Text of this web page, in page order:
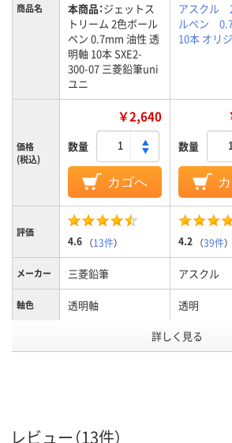
商品名 本商品：ジェットス
トリーム 2色ボール
ペン 0.7mm 油性 透
明軸 10本 SXE2-
300-07 三菱鉛筆uni
ユニ
アスクル
ルペン
10本 オリ
価格
(税込)
￥2,640
数量
カゴへ
数量
評価
4.6 （13件） 4.2 （39件）
メーカー 三菱鉛筆 アスクル
軸色 透明軸 透明
0.7mm
軸径 12.2mm
詳しく見る
レビュー（13件）